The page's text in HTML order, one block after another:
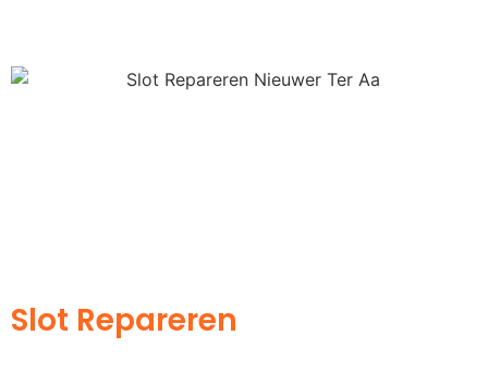
Slot Repareren